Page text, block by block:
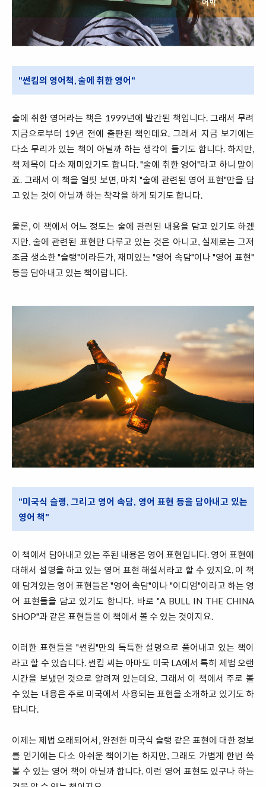
"썬킴의 영어책, 술에 취한 영어"
술에 취한 영어라는 책은 1999년에 발간된 책입니다. 그래서 무려
지금으로부터 19년 전에 출판된 책인데요. 그래서 지금 보기에는
다소 무리가 있는 책이 아닐까 하는 생각이 들기도 합니다. 하지만,
책 제목이 다소 재미있기도 합니다. "술에 취한 영어"라고 하니 말이
죠. 그래서 이 책을 얼핏 보면, 마치 "술에 관련된 영어 표현"만을 담
고 있는 것이 아닐까 하는 착각을 하게 되기도 합니다.
물론, 이 책에서 어느 정도는 술에 관련된 내용을 담고 있기도 하겠
지만, 술에 관련된 표현만 다루고 있는 것은 아니고, 실제로는 그저
조금 생소한 "슬랭"이라든가, 재미있는 "영어 속담"이나 "영어 표현"
등을 담아내고 있는 책이랍니다.
"미국식 슬랭, 그리고 영어 속담, 영어 표현 등을 담아내고 있는
영어 책"
이 책에서 담아내고 있는 주된 내용은 영어 표현입니다. 영어 표현에
대해서 설명을 하고 있는 영어 표현 해설서라고 할 수 있지요. 이 책
에 담겨있는 영어 표현들은 "영어 속담"이나 "이디엄"이라고 하는 영
어 표현들을 담고 있기도 합니다. 바로 "A BULL IN THE CHINA
SHOP"과 같은 표현들을 이 책에서 볼 수 있는 것이지요.
이러한 표현들을 "썬킴"만의 독특한 설명으로 풀어내고 있는 책이
라고 할 수 있습니다. 썬킴 씨는 아마도 미국 LA에서 특히 제법 오랜
시간을 보냈던 것으로 알려져 있는데요. 그래서 이 책에서 주로 볼
수 있는 내용은 주로 미국에서 사용되는 표현을 소개하고 있기도 하
답니다.
이제는 제법 오래되어서, 완전한 미국식 슬랭 같은 표현에 대한 정보
를 얻기에는 다소 아쉬운 책이기는 하지만, 그래도 가볍게 한번 쓱
볼 수 있는 영어 책이 아닐까 합니다. 이런 영어 표현도 있구나 하는